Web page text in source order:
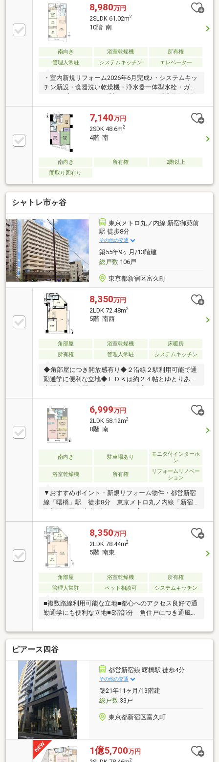
8,980万円
2SLDK 61.02m2
10階 南
南向き 浴室乾燥機
所有権
管理人常駐
システムキッチン エレベーター
・室内新規リフォーム2026年6月完成♪・システムキッ
チン新設・食器洗い乾燥機・浄水器一体型水栓・ガラ
暖房機付き・保湿性の高い【サーモバスS】採用・節
水とボリュームある浴び心地を兼ね備えた【エコアク
アシャワー】採用・LED照明付き三面鏡の洗面化粧台
を新設（曇り止め機能付き）・バックガードまで一体
成形のカウンターでお手入れ簡単♪・LIXIL製新素材ア
クアセラミック仕様トイレ・室内建具、フローリング
7,140万円
2SDK 48.6m2
4階 南
南向き 所有権
2階以上
間取り図有り
シャトレ市ヶ谷
東京メトロ丸ノ内線 新宿御苑前
駅 徒歩8分
その他の交通
築55年9ヶ月/13階建
総戸数106戸
東京都新宿区富久町
8,350万円
2LDK 72.48m2
5階 南西
角部屋 浴室乾燥機
床暖房
所有権
管理人常駐 システムキッチン
◆角部屋につき開放感有り◆２沿線２駅利用可能で通
勤通学に便利な立地◆ＬＤＫは約２４帖とゆとりある
空間◆２４時間ゴミ出し可能で清潔なお住まいを保つ
ことができます◆防犯カメラ導入済み、防犯性が高め
られています◆エレベーターで上階へのアクセスもス
ムーズ！【株式会社リビングライフ】創業35年の信頼
で未公開情報多数のリビングライフがご紹介します。
宅建士×FP×住宅ローンアドバイザーの資格を併せ持つ
『ライフ・エキスパート・プランナー』がお客様の老
後も見据えたライフプランを無料作成。お気軽にご相
談下さい！☆物件のお問合せは〈0120-502-278〉☆
6,999万円
2LDK 58.12m2
8階 南
南向き 駐車場あり
モニタ付インターホ
ン
浴室乾燥機 所有権
リフォームリノベー
ション
▼おすすめポイント・新規リフォーム物件・都営新宿
線「曙橋」駅 徒歩8分 東京メトロ丸ノ内線「新宿
御苑前」駅 徒歩9分・ペット飼育可（ペット使用細
則あり）▼リフォーム内容（2026年8月末完成予
定）・システムキッチン交換・ユニットバス交換・洗
面化粧台交換・トイレ交換・建具交換・全室フローリ
ング、クロス貼替・洗濯用防水パン交換・給排水管交
換（専有部のみ）・給湯器交換 等▼周辺環境・ま
いばすけっと新宿富久町店 徒歩約1分・新宿花園郵
便局 徒歩約2分・ココカラファイン ヨークフーズ新
宿富久店 徒歩約3分
8,350万円
2LDK 78.44m2
5階 南東
角部屋 浴室乾燥機
所有権
管理人常駐
ペット相談可 システムキッチン
■複数路線利用可能な立地■都心へのアクセス良好で通
勤通学にも便利な立地■5階部分 角住戸につき通風・
採光良好■専有面積：78.44m2 2LDK■L字型バルコニ
ー付きで開放感のある室内■キッチン設備：3口ガスコ
ンロ、食器洗浄乾燥機付き■温水洗浄便座、浴室乾燥
機、追い焚き機能付き■各居室に収納スペースが備わ
っています♪■洋室2部屋が離れた設計のプライバシー
性の高い間取り■大切なペットと生活できます（細則
有）■事務所利用可能（要相談・細則有）■エレベータ
ー2基、防犯カメラ設置■24時間ゴミ出し可能
ピアース四谷
都営新宿線 曙橋駅 徒歩4分
その他の交通
築21年11ヶ月/13階建
総戸数33戸
東京都新宿区富久町
1億5,700万円
2